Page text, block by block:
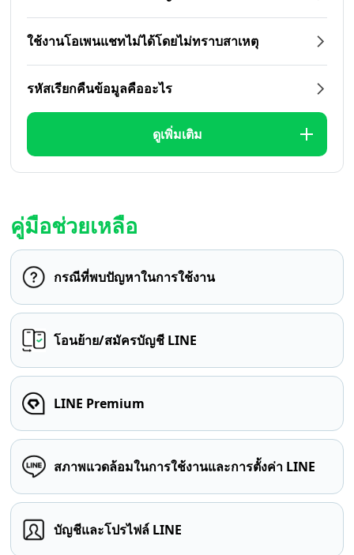
ใช้งานโอเพนแชทไม่ได้โดยไม่ทราบสาเหตุ
รหัสเรียกคืนข้อมูลคืออะไร
ดูเพิ่มเติม
คู่มือช่วยเหลือ
กรณีที่พบปัญหาในการใช้งาน
โอนย้าย/สมัครบัญชี LINE
LINE Premium
สภาพแวดล้อมในการใช้งานและการตั้งค่า LINE
บัญชีและโปรไฟล์ LINE